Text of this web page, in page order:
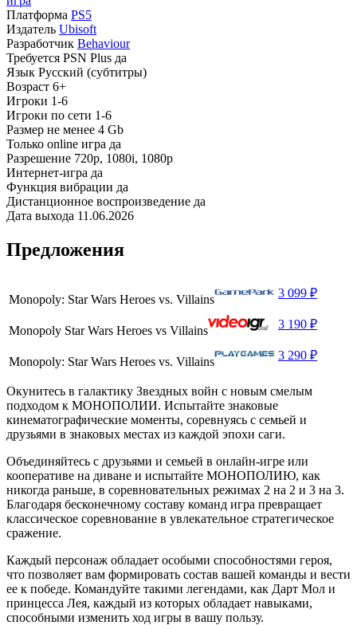
Платформа PS5
Издатель Ubisoft
Разработчик Behaviour
Требуется PSN Plus да
Язык Русский (субтитры)
Возраст 6+
Игроки 1-6
Игроки по сети 1-6
Размер не менее 4 Gb
Только online игра да
Разрешение 720p, 1080i, 1080p
Интернет-игра да
Функция вибрации да
Дистанционное воспроизведение да
Дата выхода 11.06.2026
Предложения
Monopoly: Star Wars Heroes vs. Villains 3 099 ₽
Monopoly Star Wars Heroes vs Villains 3 190 ₽
Monopoly: Star Wars Heroes vs. Villains 3 290 ₽
Окунитесь в галактику Звездных войн с новым смелым
подходом к МОНОПОЛИИ. Испытайте знаковые
кинематографические моменты, соревнуясь с семьей и
друзьями в знаковых местах из каждой эпохи саги.
Объединяйтесь с друзьями и семьей в онлайн-игре или
кооперативе на диване и испытайте МОНОПОЛИЮ, как
никогда раньше, в соревновательных режимах 2 на 2 и 3 на 3.
Благодаря бесконечному составу команд игра превращает
классическое соревнование в увлекательное стратегическое
сражение.
Каждый персонаж обладает особыми способностями героя,
что позволяет вам формировать состав вашей команды и вести
ее к победе. Командуйте такими легендами, как Дарт Мол и
принцесса Лея, каждый из которых обладает навыками,
способными изменить ход игры в вашу пользу.